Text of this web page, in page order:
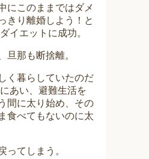
にこのままではダメ
きり離婚しよう！と
イエットに成功。
旦那も断捨離。
く暮らしていたのだ
あい、避難生活を
間に太り始め、その
食べてもないのに太
ってしまう。